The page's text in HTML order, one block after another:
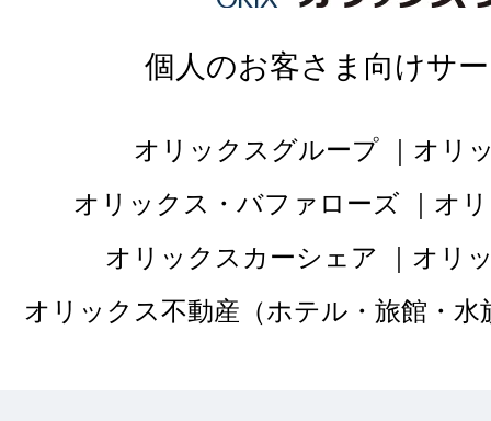
個人のお客さま向けサ
オリックスグループ
オリ
オリックス・バファローズ
オ
オリックスカーシェア
オリ
オリックス不動産（ホテル・旅館・